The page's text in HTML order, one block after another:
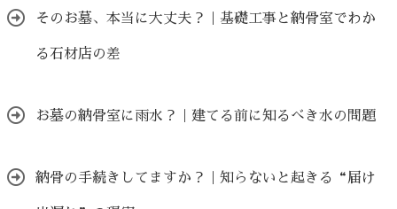
そのお墓、本当に大丈夫？｜基礎工事と納骨室でわか
る石材店の差
お墓の納骨室に雨水？｜建てる前に知るべき水の問題
納骨の手続きしてますか？｜知らないと起きる“届け